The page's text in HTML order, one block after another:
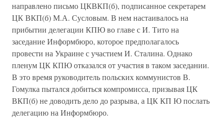
направлено письмо ЦКВКП(б), подписанное секретарем
ЦК ВКП(б) М.А. Сусловым. В нем настаивалось на
прибытии делегации КПЮ во главе с И. Тито на
заседание Информбюро, которое предполагалось
провести на Украине с участием И. Сталина. Однако
пленум ЦК КПЮ отказался от участия в таком заседании.
В это время руководитель польских коммунистов В.
Гомулка пытался добиться компромисса, призывая ЦК
ВКП(б) не доводить дело до разрыва, а ЦК КП Ю послать
делегацию на Информбюро.